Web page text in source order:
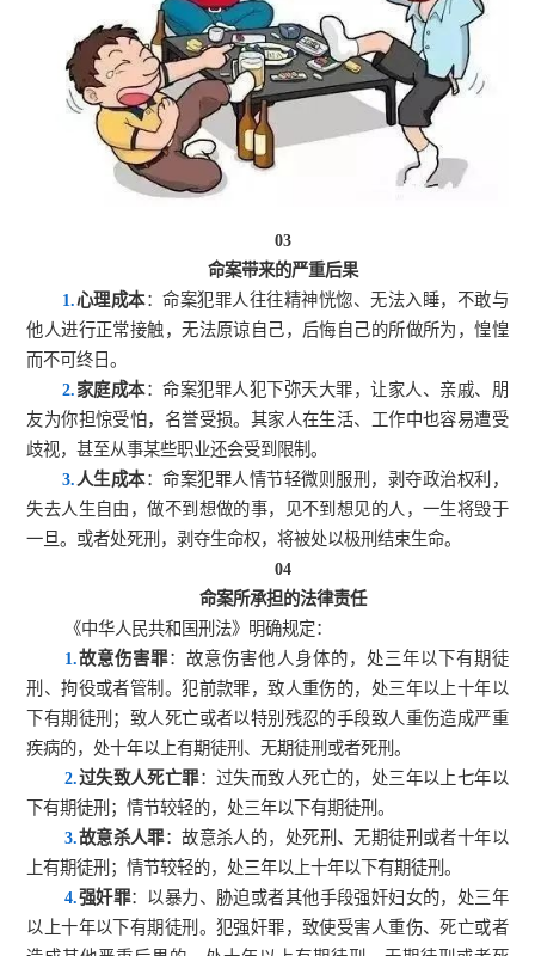
03
命案带来的严重后果
1.心理成本：命案犯罪人往往精神恍惚、无法入睡，不敢与
他人进行正常接触，无法原谅自己，后悔自己的所做所为，惶惶
而不可终日。
2.家庭成本：命案犯罪人犯下弥天大罪，让家人、亲戚、朋
友为你担惊受怕，名誉受损。其家人在生活、工作中也容易遭受
歧视，甚至从事某些职业还会受到限制。
3.人生成本：命案犯罪人情节轻微则服刑，剥夺政治权利，
失去人生自由，做不到想做的事，见不到想见的人，一生将毁于
一旦。或者处死刑，剥夺生命权，将被处以极刑结束生命。
04
命案所承担的法律责任
《中华人民共和国刑法》明确规定：
1.故意伤害罪：故意伤害他人身体的，处三年以下有期徒
刑、拘役或者管制。犯前款罪，致人重伤的，处三年以上十年以
下有期徒刑；致人死亡或者以特别残忍的手段致人重伤造成严重
疾病的，处十年以上有期徒刑、无期徒刑或者死刑。
2.过失致人死亡罪：过失而致人死亡的，处三年以上七年以
下有期徒刑；情节较轻的，处三年以下有期徒刑。
3.故意杀人罪：故意杀人的，处死刑、无期徒刑或者十年以
上有期徒刑；情节较轻的，处三年以上十年以下有期徒刑。
4.强奸罪：以暴力、胁迫或者其他手段强奸妇女的，处三年
以上十年以下有期徒刑。犯强奸罪，致使受害人重伤、死亡或者